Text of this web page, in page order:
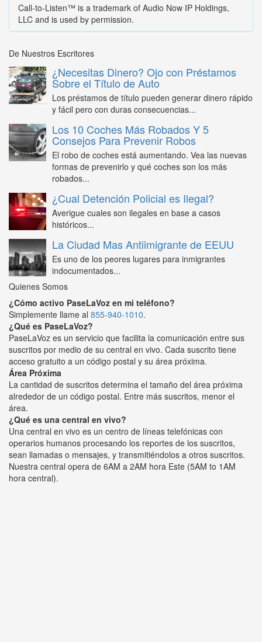
Call-to-Listen™ is a trademark of Audio Now IP Holdings,
LLC and is used by permission.
De Nuestros Escritores
¿Necesitas Dinero? Ojo con Préstamos
Sobre el Título de Auto
Los préstamos de título pueden generar dinero rápido
y fácil pero con duras consecuencias...
Los 10 Coches Más Robados Y 5
Consejos Para Prevenir Robos
El robo de coches está aumentando. Vea las nuevas
formas de prevenirlo y qué coches son los más
robados...
¿Cual Detención Policial es Ilegal?
Averigue cuales son ilegales en base a casos
históricos...
La Ciudad Mas Antiimigrante de EEUU
Es uno de los peores lugares para inmigrantes
indocumentados...
Quienes Somos
¿Cómo activo PaseLaVoz en mi teléfono?
Simplemente llame al 855-940-1010.
¿Qué es PaseLaVoz?
PaseLaVoz es un servicio que facilita la comunicación entre sus
suscritos por medio de su central en vivo. Cada suscrito tiene
acceso gratuito a un código postal y su área próxima.
Área Próxima
La cantidad de suscritos determina el tamaño del área próxima
alrededor de un código postal. Entre más suscritos, menor el
área.
¿Qué es una central en vivo?
Una central en vivo es un centro de líneas telefónicas con
operarios humanos procesando los reportes de los suscritos,
sean llamadas o mensajes, y transmitiéndolos a otros suscritos.
Nuestra central opera de 6AM a 2AM hora Este (5AM to 1AM
hora central).